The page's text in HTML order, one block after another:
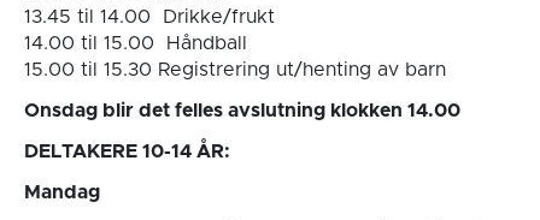
13.45 til 14.00 Drikke/frukt
14.00 til 15.00 Håndball
15.00 til 15.30 Registrering ut/henting av barn
Onsdag blir det felles avslutning klokken 14.00
DELTAKERE 10-14 ÅR:
Mandag